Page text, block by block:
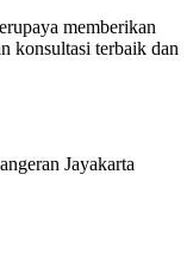
memberikan
konsultasi terbaik dan
Jayakarta